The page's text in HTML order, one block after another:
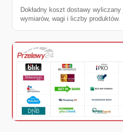
Dokładny koszt dostawy
wymiarów, wagi i liczby produktów.